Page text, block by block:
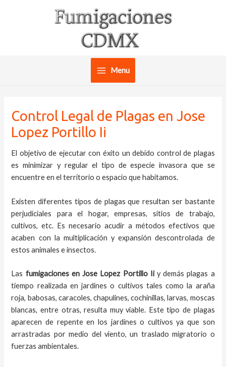
Main
Menu
Control Legal de Plagas en Jose
Lopez Portillo Ii
El objetivo de ejecutar con éxito un debido control de plagas
es minimizar y regular el tipo de especie invasora que se
encuentre en el territorio o espacio que habitamos.
Existen diferentes tipos de plagas que resultan ser bastante
perjudiciales para el hogar, empresas, sitios de trabajo,
cultivos, etc. Es necesario acudir a métodos efectivos que
acaben con la multiplicación y expansión descontrolada de
estos animales e insectos.
Las fumigaciones enJose Lopez Portillo Ii y demás plagas a
tiempo realizada en jardines o cultivos tales como la araña
roja, babosas, caracoles, chapulines, cochinillas, larvas, moscas
blancas, entre otras, resulta muy viable. Este tipo de plagas
aparecen de repente en los jardines o cultivos ya que son
arrastradas por medio del viento, un traslado migratorio o
fuerzas ambientales.